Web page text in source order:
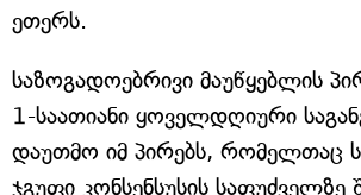
ეთერს.
საზოგადოებრივი მაუწყებლის
1-საათიანი ყოველდღიური
დაუთმო იმ პირებს, რომელთაც
ჯგუფი კონსენსუსის საფუძველზე